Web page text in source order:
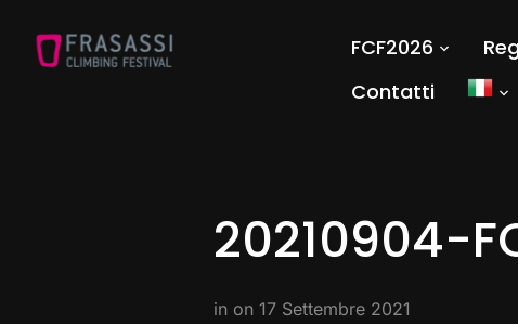
FCF2026
Contatti
20210904-
in on 17 Settembre 2021